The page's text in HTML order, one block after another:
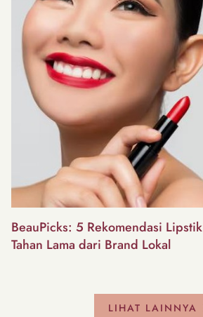
BeauPicks: 5 Rekomendasi Lipstik
Tahan Lama dari Brand Lokal
LIHAT LAINNYA